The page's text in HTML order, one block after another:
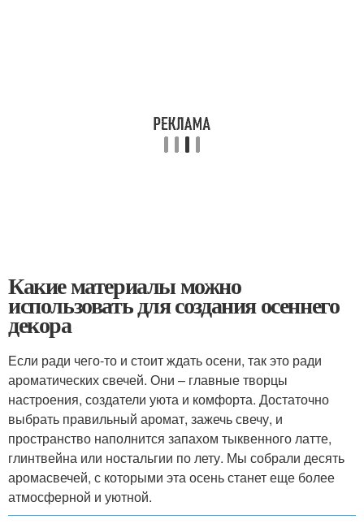
Какие материалы можно
использовать для создания осеннего
декора
Если ради чего-то и стоит ждать осени, так это ради
ароматических свечей. Они – главные творцы
настроения, создатели уюта и комфорта. Достаточно
выбрать правильный аромат, зажечь свечу, и
пространство наполнится запахом тыквенного латте,
глинтвейна или ностальгии по лету. Мы собрали десять
аромасвечей, с которыми эта осень станет еще более
атмосферной и уютной.